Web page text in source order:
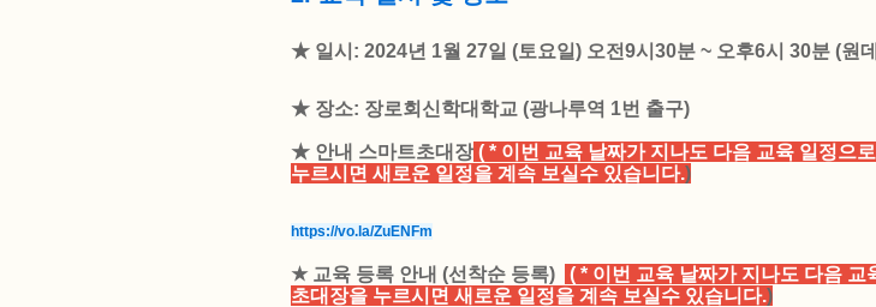
★ 일시: 2024년 1월 27일 (토요일) 오전9시30분 ~ 오후6시 30분 (원
★ 장소: 장로회신학대학교 (광나루역 1번 출구)
★ 안내 스마트초대장 ( * 이번 교육 날짜가 지나도 다음 교육 일정으
누르시면 새로운 일정을 계속 보실수 있습니다.)
https://vo.la/ZuENFm
★ 교육 등록 안내 (선착순 등록)
( * 이번 교육 날짜가 지나도 다음 교
초대장을 누르시면 새로운 일정을 계속 보실수 있습니다.)